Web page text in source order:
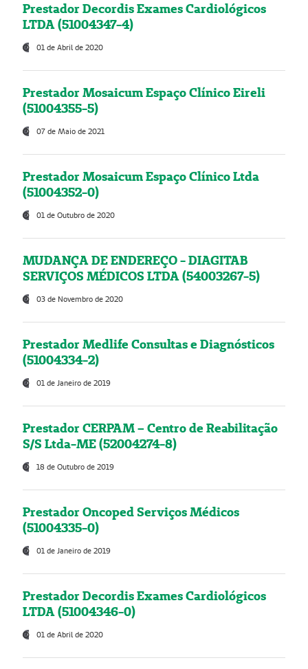
Prestador Decordis Exames Cardiológicos
LTDA (51004347-4)
01 de Abril de 2020
Prestador Mosaicum Espaço Clínico Eireli
(51004355-5)
07 de Maio de 2021
Prestador Mosaicum Espaço Clínico Ltda
(51004352-0)
01 de Outubro de 2020
MUDANÇA DE ENDEREÇO - DIAGITAB
SERVIÇOS MÉDICOS LTDA (54003267-5)
03 de Novembro de 2020
Prestador Medlife Consultas e Diagnósticos
(51004334-2)
01 de Janeiro de 2019
Prestador CERPAM – Centro de Reabilitação
S/S Ltda-ME (52004274-8)
18 de Outubro de 2019
Prestador Oncoped Serviços Médicos
(51004335-0)
01 de Janeiro de 2019
Prestador Decordis Exames Cardiológicos
LTDA (51004346-0)
01 de Abril de 2020